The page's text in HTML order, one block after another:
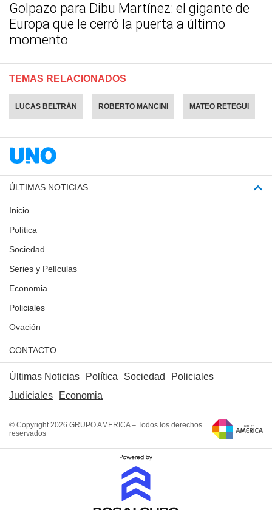
Golpazo para Dibu Martínez: el gigante de
Europa que le cerró la puerta a último
momento
TEMAS RELACIONADOS
LUCAS BELTRÁN ROBERTO MANCINI MATEO RETEGUI
ÚLTIMAS NOTICIAS
Inicio
Política
Sociedad
Series y Películas
Economia
Policiales
Ovación
CONTACTO
Últimas Noticias Política Sociedad
Policiales
Judiciales
Economia
© Copyright 2026 GRUPO AMERICA – Todos los derechos
reservados